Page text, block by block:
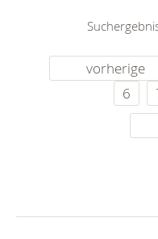
vorherige
6